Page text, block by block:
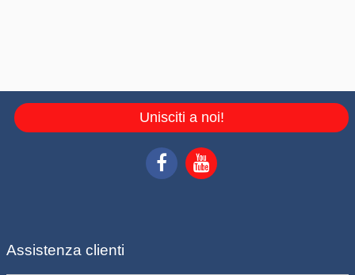
Unisciti a noi!
Assistenza clienti